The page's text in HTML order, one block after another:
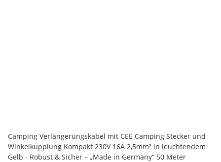
Camping Verlängerungskabel mit CEE Camping Stecker und
Winkelkupplung Kompakt 230V 16A 2,5mm² in leuchtendem
Gelb - Robust & Sicher – „Made in Germany“ 50 Meter